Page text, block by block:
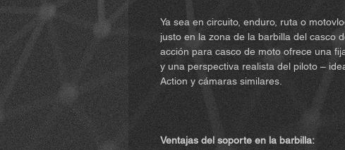
Ya sea en circuito, enduro, ruta o
justo en la zona de la barbilla del casco
acción para casco de moto ofrece una
y una perspectiva realista del piloto –
Action y cámaras similares.
Ventajas del soporte en la barbilla: